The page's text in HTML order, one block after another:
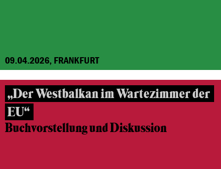
09.04.2026, FRANKFURT
„Der Westbalkan im Wartezimmer der
EU“
Buchvorstellung und Diskussion